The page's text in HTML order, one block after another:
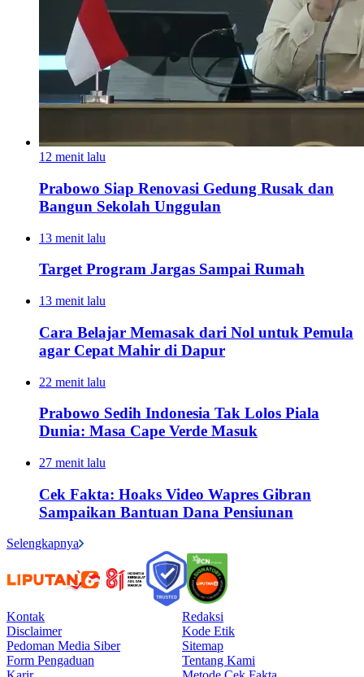
12 menit lalu
Prabowo Siap Renovasi Gedung Rusak dan
Bangun Sekolah Unggulan
13 menit lalu
Target Program Jargas Sampai Rumah
13 menit lalu
Cara Belajar Memasak dari Nol untuk Pemula
agar Cepat Mahir di Dapur
22 menit lalu
Prabowo Sedih Indonesia Tak Lolos Piala
Dunia: Masa Cape Verde Masuk
27 menit lalu
Cek Fakta: Hoaks Video Wapres Gibran
Sampaikan Bantuan Dana Pensiunan
Selengkapnya
Kontak
Redaksi
Disclaimer
Kode Etik
Pedoman Media Siber
Sitemap
Form Pengaduan
Tentang Kami